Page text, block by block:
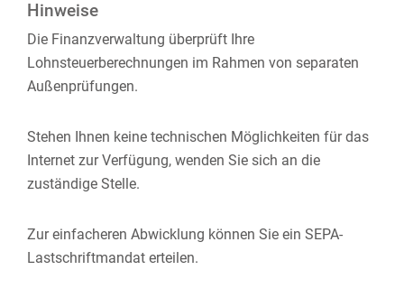
Hinweise
Die Finanzverwaltung überprüft Ihre
Lohnsteuerberechnungen im Rahmen von separaten
Außenprüfungen.
Stehen Ihnen keine technischen Möglichkeiten für das
Internet zur Verfügung, wenden Sie sich an die
zuständige Stelle.
Zur einfacheren Abwicklung können Sie ein SEPA-
Lastschriftmandat erteilen.